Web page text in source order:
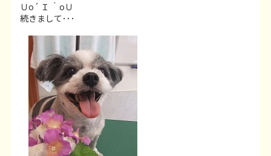
Ｕo´ Ｉ ｀oＵ
続きまして･･･